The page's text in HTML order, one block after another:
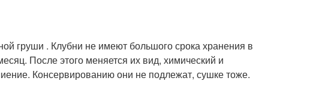
груши . Клубни не имеют большого срока хранения в
После этого меняется их вид, химический и
Консервированию они не подлежат, сушке тоже.